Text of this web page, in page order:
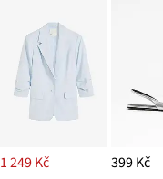
1 249 Kč 399 Kč